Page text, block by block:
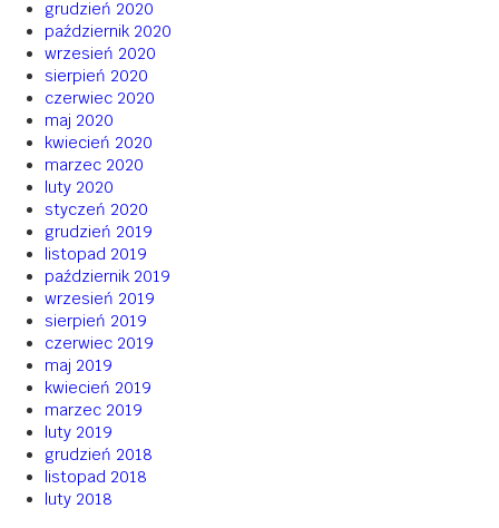
grudzień 2020
październik 2020
wrzesień 2020
sierpień 2020
czerwiec 2020
maj 2020
kwiecień 2020
marzec 2020
luty 2020
styczeń 2020
grudzień 2019
listopad 2019
październik 2019
wrzesień 2019
sierpień 2019
czerwiec 2019
maj 2019
kwiecień 2019
marzec 2019
luty 2019
grudzień 2018
listopad 2018
luty 2018